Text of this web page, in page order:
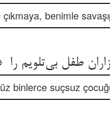
benimle
binlerce suçsuz